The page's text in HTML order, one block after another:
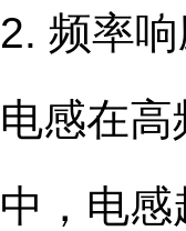
2. 频率
电感在
中，电